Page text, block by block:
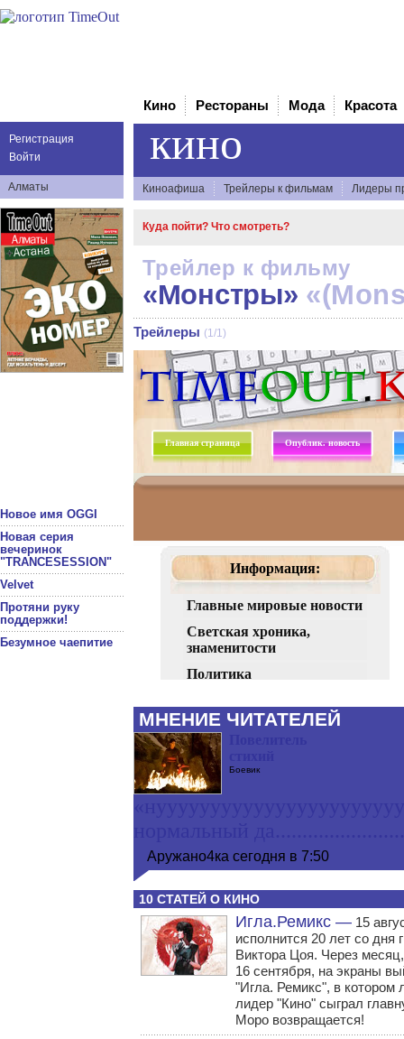
Регистрация
Войти
Алматы
Новое имя OGGI
Новая серия
вечеринок
"TRANCESESSION"
Velvet
Протяни руку
поддержки!
Безумное чаепитие
Кино Рестораны Мода Красота
кино
Киноафиша Трейлеры к фильмам Лидеры
Куда пойти? Что смотреть?
Трейлер к фильму
«Монстры»
Трейлеры (1/1)
МНЕНИЕ ЧИТАТЕЛЕЙ
Боевик
Аружано4ка сегодня в 7:50
10 СТАТЕЙ О КИНО
Игла.Ремикс — 15
исполнится 20 лет со дня
Виктора Цоя. Через месяц,
16 сентября, на экраны
"Игла. Ремикс", в котором
лидер "Кино" сыграл
Моро возвращается!